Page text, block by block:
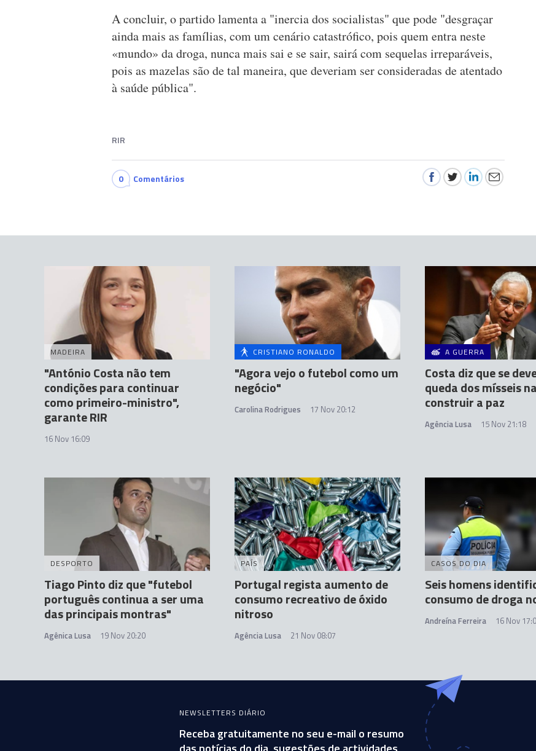
A concluir, o partido lamenta a "inercia dos socialistas" que pode "desgraçar
ainda mais as famílias, com um cenário catastrófico, pois quem entra neste
«mundo» da droga, nunca mais sai e se sair, sairá com sequelas irreparáveis,
pois as mazelas são de tal maneira, que deveriam ser consideradas de atentado
à saúde pública".
RIR
0 Comentários
MADEIRA
"António Costa não tem
condições para continuar
como primeiro-ministro",
garante RIR
16 Nov 16:09
CRISTIANO RONALDO
"Agora vejo o futebol como um
negócio"
Carolina Rodrigues 17 Nov 20:12
A GUERRA
Costa diz que se
queda dos mísseis
construir a paz
Agência Lusa 15 Nov 21:18
DESPORTO
Tiago Pinto diz que "futebol
português continua a ser uma
das principais montras"
Agênica Lusa 19 Nov 20:20
PAÍS
Portugal regista aumento de
consumo recreativo de óxido
nitroso
Agência Lusa 21 Nov 08:07
CASOS DO DIA
Seis homens
consumo de droga
Andreína Ferreira 16 Nov
NEWSLETTERS DIÁRIO
Receba gratuitamente no seu e-mail o resumo